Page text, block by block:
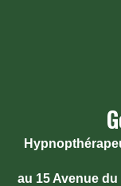
au 15 Avenue